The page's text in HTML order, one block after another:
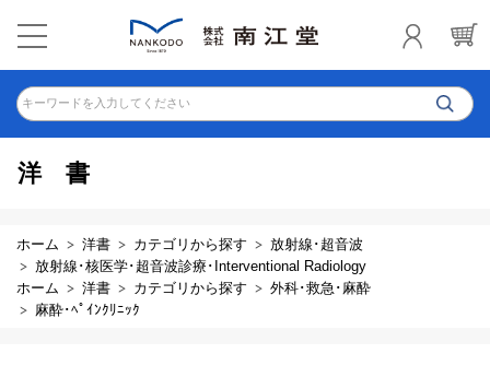
キーワードを入力してください
洋書
ホーム 洋書 カテゴリから探す
放射線･超音波
放射線･核医学･超音波診療･Interventional Radiology
ホーム
洋書 カテゴリから探す
外科･救急･麻酔
麻酔･ﾍﾟｲﾝｸﾘﾆｯｸ